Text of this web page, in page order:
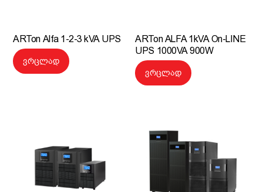
ARTon Alfa 1-2-3 kVA UPS
ვრცლად
ARTon ALFA 1kVA On-LINE
UPS 1000VA 900W
ვრცლად